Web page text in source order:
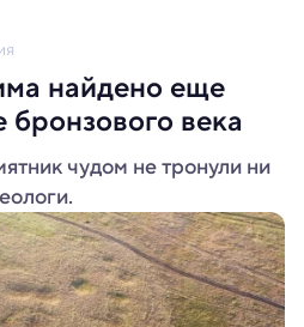
найдено еще
века
чудом не тронули ни